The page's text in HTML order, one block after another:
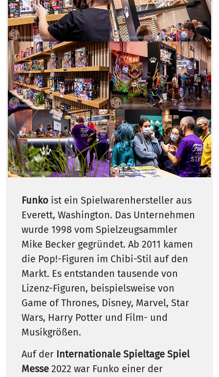
Funko ist ein Spielwarenhersteller aus
Everett, Washington. Das Unternehmen
wurde 1998 vom Spielzeugsammler
Mike Becker gegründet. Ab 2011 kamen
die Pop!-Figuren im Chibi-Stil auf den
Markt. Es entstanden tausende von
Lizenz-Figuren, beispielsweise von
Game of Thrones, Disney, Marvel, Star
Wars, Harry Potter und Film- und
Musikgrößen.
Auf der Internationale Spieltage Spiel
Messe 2022 war Funko einer der